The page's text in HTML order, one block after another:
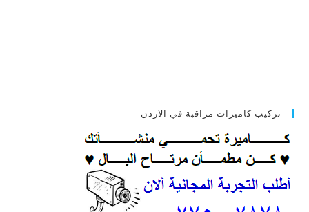
تركيب كاميرات مراقبة في الاردن